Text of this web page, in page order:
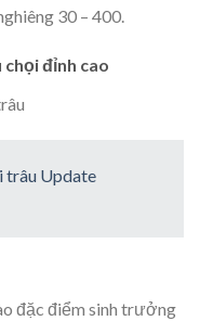
30 – 400.
đỉnh cao
trâu Update
đặc điểm sinh trưởng